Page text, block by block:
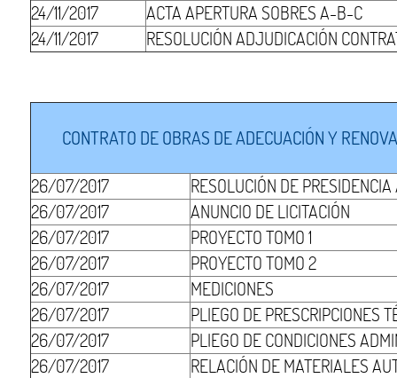
24/11/2017
ACTA APERTURA SOBRES A-B-C
24/11/2017
RESOLUCIÓN ADJUDICACIÓN
CONTRATO DE OBRAS DE ADECUACIÓN Y
26/07/2017
RESOLUCIÓN DE
26/07/2017
ANUNCIO DE LICITACIÓN
26/07/2017
PROYECTO TOMO 1
26/07/2017
PROYECTO TOMO 2
26/07/2017
MEDICIONES
26/07/2017
PLIEGO DE PRESCRIPCIONES
26/07/2017
PLIEGO DE CONDICIONES
26/07/2017
RELACIÓN DE MATERIALES